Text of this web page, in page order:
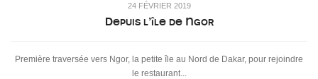
24 FÉVRIER 2019
Depuis l’île de Ngor
Première traversée vers Ngor, la petite île au Nord de Dakar, pour rejoindre
le restaurant...